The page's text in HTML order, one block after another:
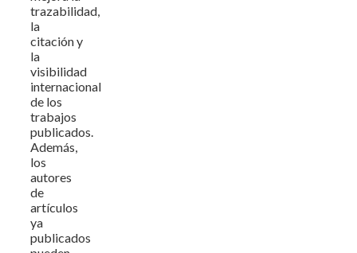
trazabilidad,
la
citación y
la
visibilidad
internacional
de los
trabajos
publicados.
Además,
los
autores
de
artículos
ya
publicados